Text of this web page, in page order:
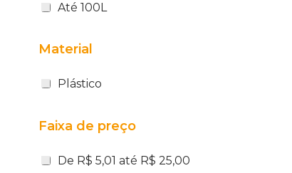
Até 100L
Material
Plástico
Faixa de preço
De R$ 5,01 até R$ 25,00